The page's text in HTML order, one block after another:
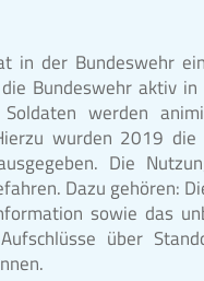
in der Bundeswehr
Bundeswehr aktiv
werden
wurden 2019 die
Die
Dazu gehören:
sowie das
über